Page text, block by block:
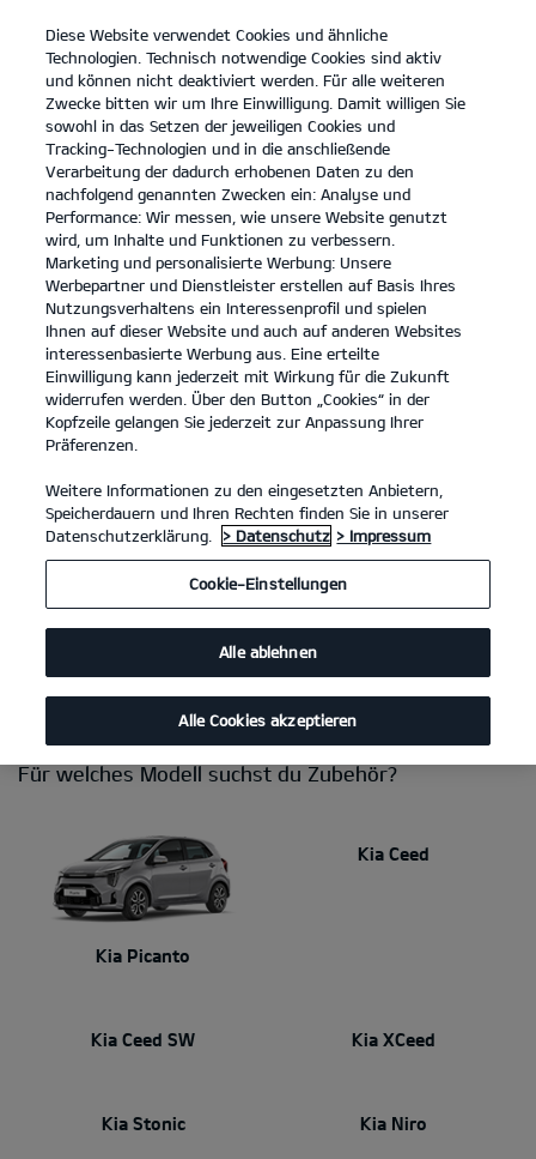
open
menu
KONTAKT
KIA ZUBEHÖR
KIA ZUBEHÖR
KIA ORIGINALZUBEHÖR – DAMIT DEIN AUTO ZU DIR
PASST.
Du brauchst eine Anhängerkupplung, willst das Interieur
persönlicher gestalten, Fahrräder transportieren oder einen sicheren
Auto perfekt auf deinen Alltag ab. Dabei kannst du dich immer auf
makellose Qualität und Passgenauigkeit verlassen. Dein Kia Händler
berät dich gerne!
Für welches Modell suchst du Zubehör?
Kia Picanto
Kia Ceed
Kia Ceed SW Kia XCeed
Kia Stonic Kia Niro
Diese Website verwendet Cookies und ähnliche
Technologien. Technisch notwendige Cookies sind aktiv
und können nicht deaktiviert werden. Für alle weiteren
Zwecke bitten wir um Ihre Einwilligung. Damit willigen Sie
sowohl in das Setzen der jeweiligen Cookies und
Tracking-Technologien und in die anschließende
Verarbeitung der dadurch erhobenen Daten zu den
nachfolgend genannten Zwecken ein: Analyse und
Performance: Wir messen, wie unsere Website genutzt
wird, um Inhalte und Funktionen zu verbessern.
Marketing und personalisierte Werbung: Unsere
Werbepartner und Dienstleister erstellen auf Basis Ihres
Nutzungsverhaltens ein Interessenprofil und spielen
Ihnen auf dieser Website und auch auf anderen Websites
interessenbasierte Werbung aus. Eine erteilte
Einwilligung kann jederzeit mit Wirkung für die Zukunft
widerrufen werden. Über den Button „Cookies“ in der
Kopfzeile gelangen Sie jederzeit zur Anpassung Ihrer
Präferenzen.
Weitere Informationen zu den eingesetzten Anbietern,
Speicherdauern und Ihren Rechten finden Sie in unserer
Datenschutzerklärung.
> Datenschutz > Impressum
Cookie-Einstellungen
Alle ablehnen
Alle Cookies akzeptieren